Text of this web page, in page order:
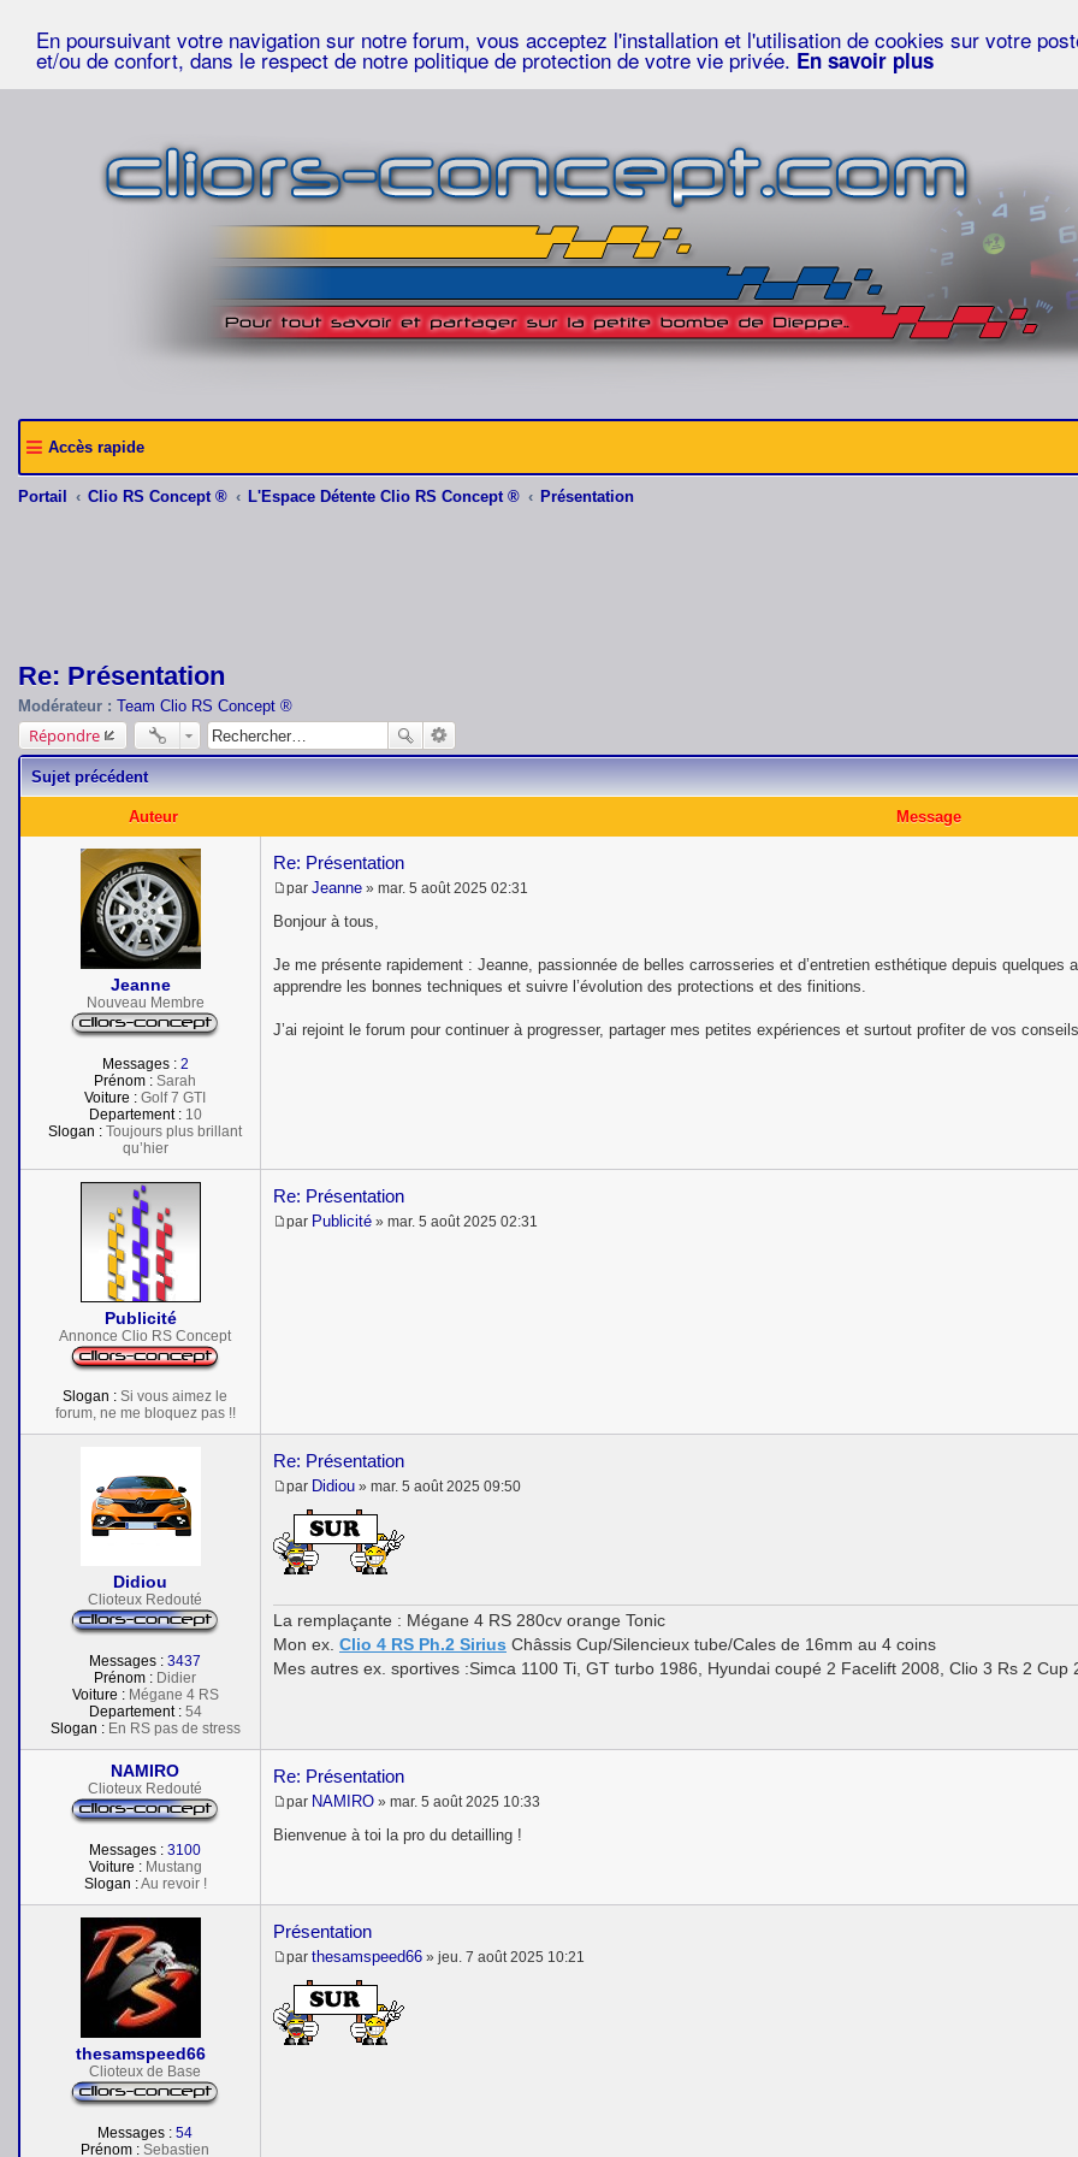
En poursuivant votre navigation sur notre forum, vous acceptez l'installation et l'utilisation de cookies sur votre
et/ou de confort, dans le respect de notre politique de protection de votre vie privée. En savoir plus
Accès rapide
Portail Clio RS Concept ® L'Espace Détente Clio RS Concept ® Présentation
Re: Présentation
Modérateur : Team Clio RS Concept ®
Répondre
Sujet précédent
Auteur Message
Jeanne
Nouveau Membre
Messages : 2
Prénom : Sarah
Voiture : Golf 7 GTI
Departement :10
Slogan : Toujours plus brillant
qu’hier
Re: Présentation
M
e
a
g
par Jeanne » mar. 5 août 2025 02:31
Bonjour à tous,
Je me présente rapidement : Jeanne, passionnée de belles carrosseries et d’entretien esthétique depuis
apprendre les bonnes techniques et suivre l’évolution des protections et des finitions.
J’ai rejoint le forum pour continuer à progresser, partager mes petites expériences et surtout profiter de vos
Publicité
Annonce Clio RS Concept
Slogan : Si vous aimez le
forum, ne me bloquez pas !!
Re: Présentation
M
par Publicité » mar. 5 août 2025 02:31
Didiou
Clioteux Redouté
Messages : 3437
Prénom : Didier
Voiture :Mégane 4 RS
Departement :54
Slogan :En RS pas de stress
Re: Présentation
M
e
s
s
a
e
par Didiou » mar. 5 août 2025 09:50
La remplaçante : Mégane 4 RS 280cv orange Tonic
Mon ex. Clio 4 RS Ph.2 Sirius Châssis Cup/Silencieux tube/Cales de 16mm au 4 coins
Mes autres ex. sportives :Simca 1100 Ti, GT turbo 1986, Hyundai coupé 2 Facelift 2008, Clio 3 Rs 2 Cup
NAMIRO
Clioteux Redouté
Messages : 3100
Voiture :Mustang
Slogan :Au revoir !
Re: Présentation
M
e
par NAMIRO » mar. 5 août 2025 10:33
Bienvenue à toi la pro du detailling !
thesamspeed66
Clioteux de Base
Messages : 54
Prénom : Sebastien
Présentation
M
e
s
s
a
par thesamspeed66 » jeu. 7 août 2025 10:21